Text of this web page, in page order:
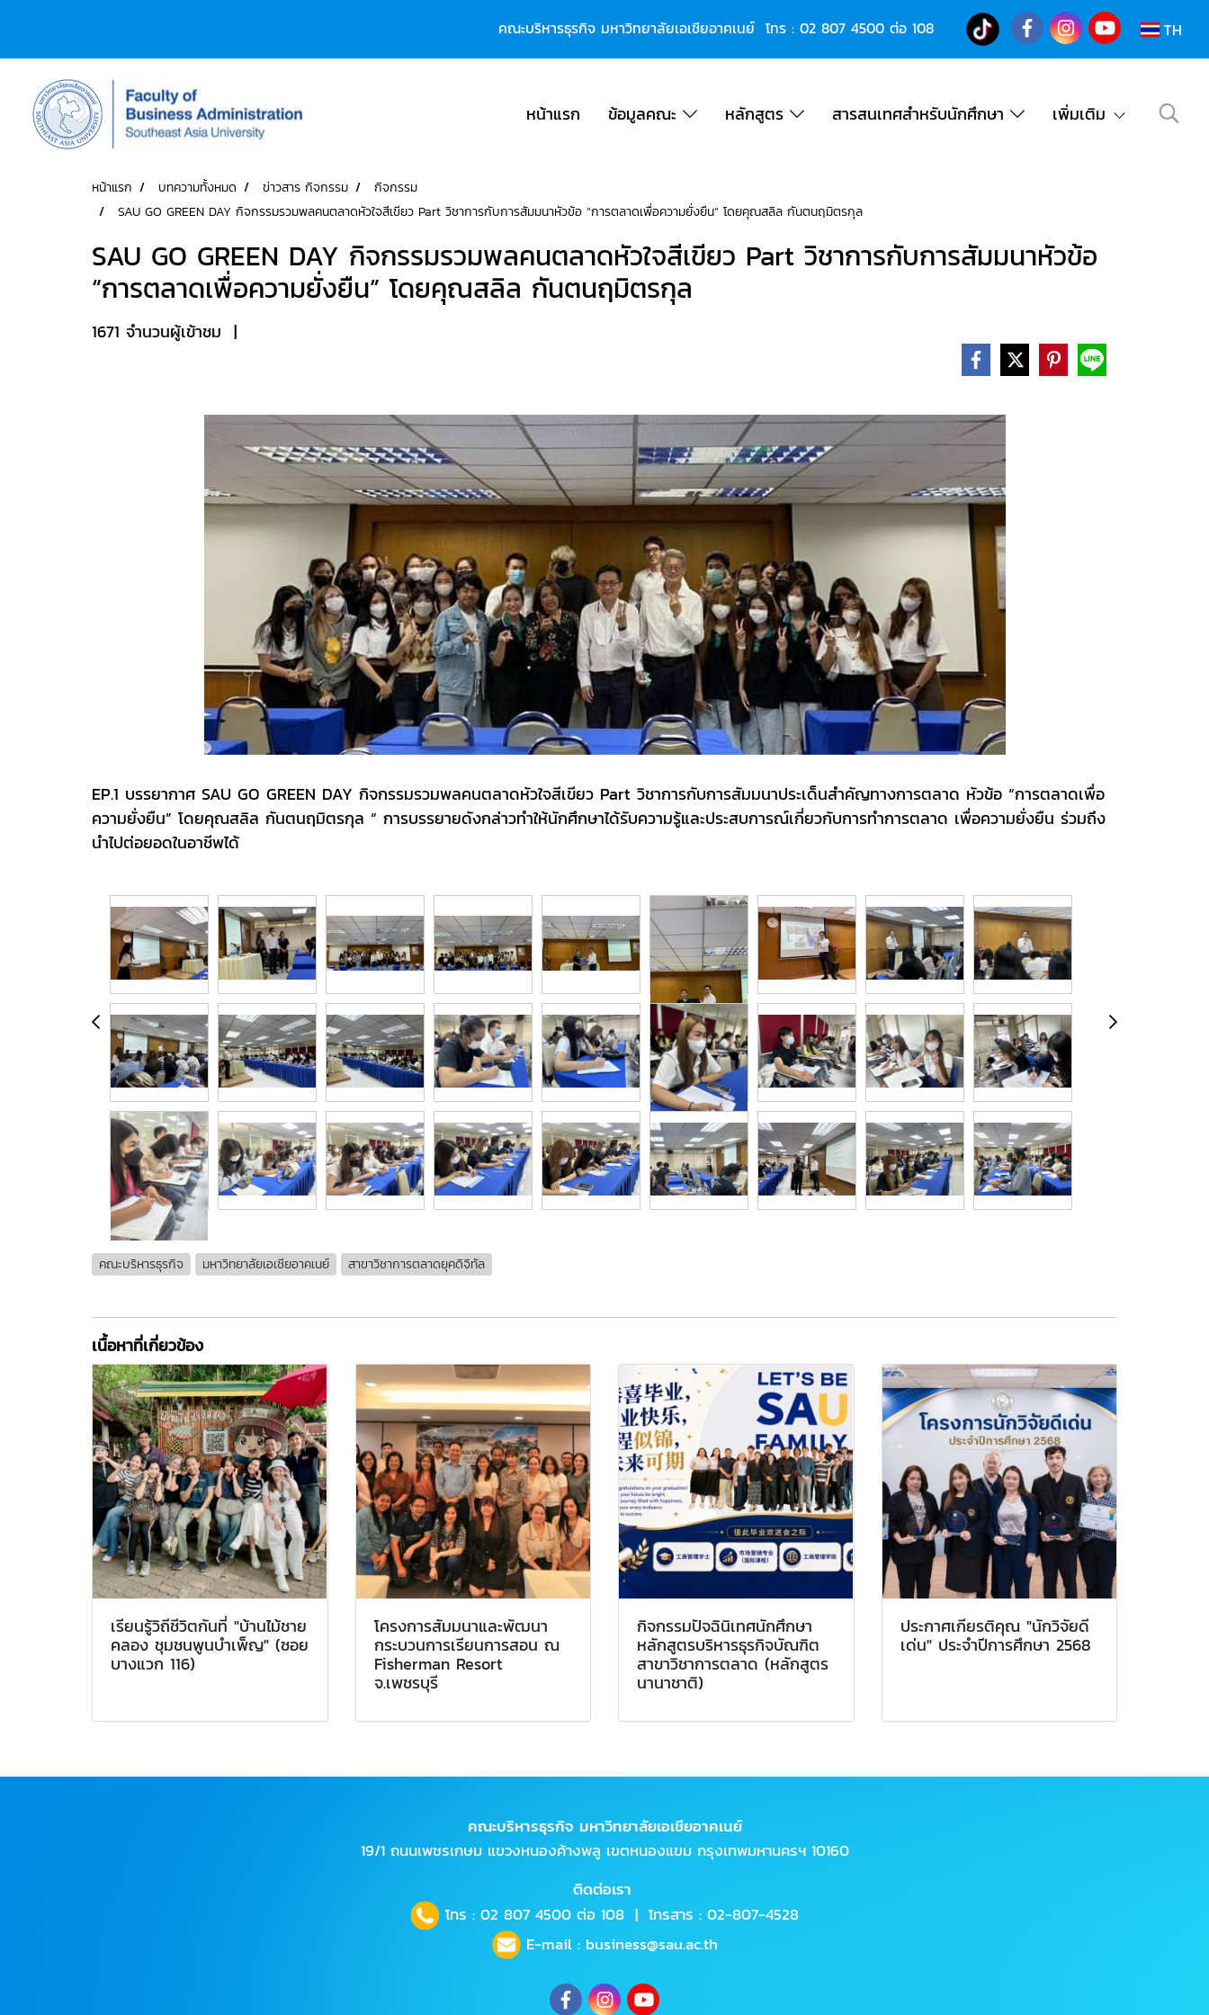
คณะบริหารธุรกิจ มหาวิทยาลัยเอเชียอาคเนย์ โทร : 02 807 4500ต่อ 108 TH
หน้าแรก ข้อมูลคณะ หลักสูตร สารสนเทศสำหรับนักศึกษา เพิ่มเติม
หน้าแรก บทความทั้งหมด ข่าวสาร กิจกรรม
กิจกรรม
SAU GO GREEN DAY กิจกรรมรวมพลคนตลาดหัวใจสีเขียว Part วิชาการกับการสัมมนาหัวข้อ “การตลาดเพื่อความยั่งยืน” โดยคุณสลิล กันตนฤมิตรกุล
SAU GO GREEN DAY กิจกรรมรวมพลคนตลาดหัวใจสีเขียว Part วิชาการกับการสัมมนาหัวข้อ
“การตลาดเพื่อความยั่งยืน” โดยคุณสลิล กันตนฤมิตรกุล
1671 จำนวนผู้เข้าชม |
EP.1 บรรยากาศ SAU GO GREEN DAY กิจกรรมรวมพลคนตลาดหัวใจสีเขียว Part วิชาการกับการสัมมนาประเด็นสำคัญทางการตลาด หัวข้อ “การตลาดเพื่อ
ความยั่งยืน” โดยคุณสลิล กันตนฤมิตรกุล “ การบรรยายดังกล่าวทำให้นักศึกษาได้รับความรู้และประสบการณ์เกี่ยวกับการทำการตลาด เพื่อความยั่งยืน ร่วมถึง
นำไปต่อยอดในอาชีพได้
คณะบริหารธุรกิจ มหาวิทยาลัยเอเชียอาคเนย์ สาขาวิชาการตลาดยุคดิจิทัล
เนื้อหาที่เกี่ยวข้อง
เรียนรู้วิถีชีวิตกันที่ "บ้านไม้ชาย
คลอง ชุมชนพูนบำเพ็ญ" (ซอย
บางแวก 116)
โครงการสัมมนาและพัฒนา
กระบวนการเรียนการสอน ณ
Fisherman Resort
จ.เพชรบุรี
กิจกรรมปัจฉินิเทศนักศึกษา
หลักสูตรบริหารธุรกิจบัณฑิต
สาขาวิชาการตลาด (หลักสูตร
นานาชาติ)
ประกาศเกียรติคุณ "นักวิจัยดี
เด่น" ประจำปีการศึกษา 2568
คณะบริหารธุรกิจ มหาวิทยาลัยเอเชียอาคเนย์
19/1 ถนนเพชรเกษม แขวงหนองค้างพลู เขตหนองแขม กรุงเทพมหานครฯ 10160
ติดต่อเรา
โทร : 02 807 4500 ต่อ 108 | โทรสาร : 02-807-4528
E-mail : business@sau.ac.th